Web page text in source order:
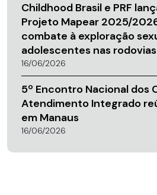
Childhood Brasil e PRF
Projeto Mapear 2025/
combate à exploração
adolescentes nas rodovias
16/06/2026
5º Encontro Nacional dos
Atendimento Integrado
em Manaus
16/06/2026